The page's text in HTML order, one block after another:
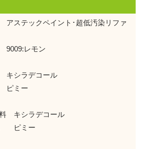
テックペイント･超低汚染リファ
レモン
シラデコール
ー
キシラデコール
ミー